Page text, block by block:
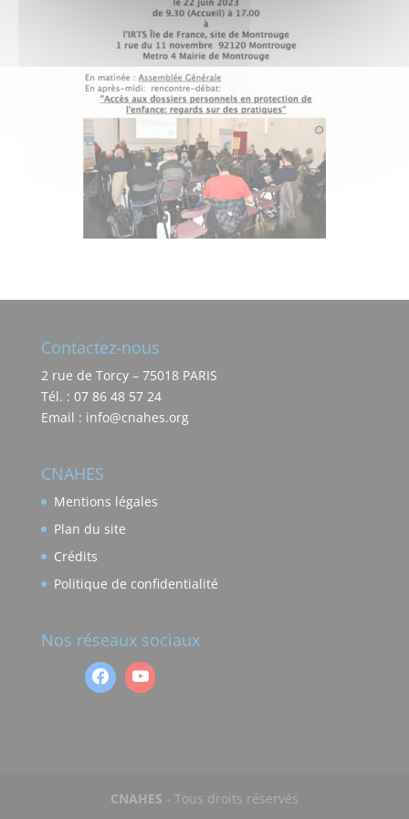
Contactez-nous
2 rue de Torcy – 75018 PARIS
Tél. : 07 86 48 57 24
Email : info@cnahes.org
CNAHES
Mentions légales
Plan du site
Crédits
Politique de confidentialité
Nos réseaux sociaux
CNAHES - Tous droits réservés